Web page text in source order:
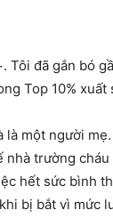
đã gắn bó
Top 10%
một người
trường
hết sức bình
bị bắt vì mức